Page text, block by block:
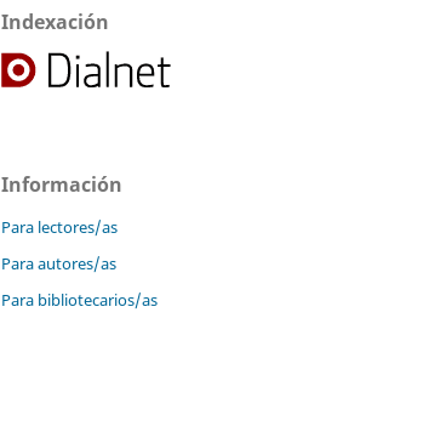
Indexación
Información
Para lectores/as
Para autores/as
Para bibliotecarios/as